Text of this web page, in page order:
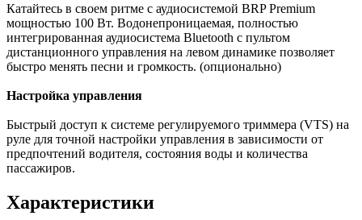
Катайтесь в своем ритме с аудиосистемой BRP Premium
мощностью 100 Вт. Водонепроницаемая, полностью
интегрированная аудиосистема Bluetooth с пультом
дистанционного управления на левом динамике позволяет
быстро менять песни и громкость. (опционально)
Настройка управления
Быстрый доступ к системе регулируемого триммера (VTS) на
руле для точной настройки управления в зависимости от
предпочтений водителя, состояния воды и количества
пассажиров.
Характеристики